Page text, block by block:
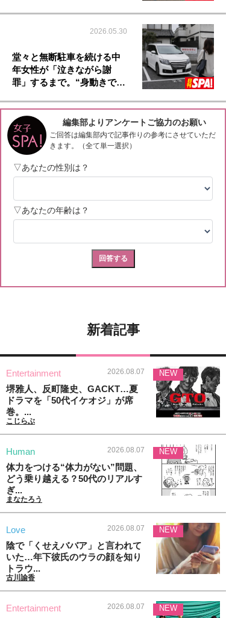
2026.05.30
堂々と無断駐車を続ける中
年女性が「泣きながら謝
罪」するまで。“身動きで…
新着記事
Entertainment 2026.08.07
堺雅人、反町隆史、GACKT…夏
ドラマを「50代イケオジ」が席
巻。...
こじらぶ
NEW
Human 2026.08.07
体力をつける“体力がない”問題、
どう乗り越える？50代のリアルす
ぎ...
まなたろう
NEW
Love 2026.08.07
陰で「くせえババア」と言われて
いた…年下彼氏のウラの顔を知り
トラウ...
古川諭香
NEW
Entertainment 2026.08.07 NEW